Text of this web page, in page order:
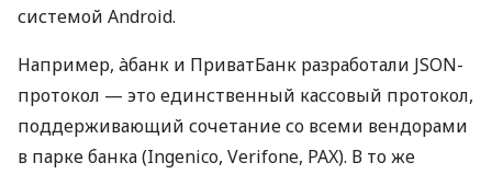
системой Android.
Например, àбанк и ПриватБанк разработали JSON-
протокол — это единственный кассовый протокол,
поддерживающий сочетание со всеми вендорами
в парке банка (Ingenico, Verifone, PAX). В то же